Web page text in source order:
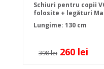
Schiuri pentru copii
folosite + legături
Lungime: 130 cm
398 lei 260 lei